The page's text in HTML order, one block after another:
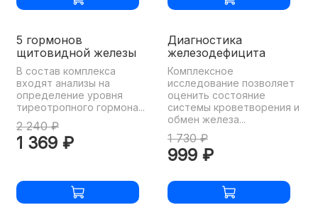
5 гормонов
щитовидной железы
В состав комплекса
входят анализы на
определение уровня
тиреотропного гормона...
2 240 ₽
1 369 ₽
Диагностика
железодефицита
Комплексное
исследование позволяет
оценить состояние
системы кроветворения и
обмен железа...
1 730 ₽
999 ₽